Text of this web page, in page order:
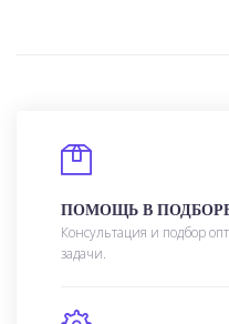
ПОМОЩЬ В
Консультация и подбор
задачи.